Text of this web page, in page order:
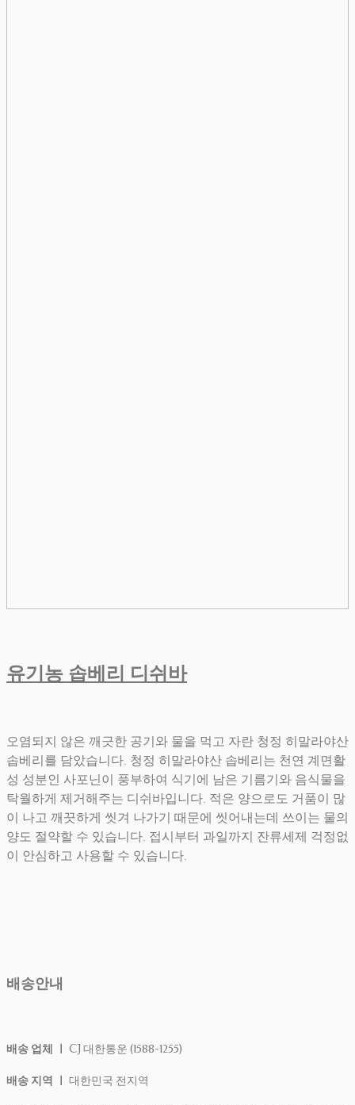
유기농 솝베리 디쉬바
오염되지 않은 깨긋한 공기와 물을 먹고 자란 청정 히말라야산
솝베리를 담았습니다. 청정 히말라야산 솝베리는 천연 계면활
성 성분인 사포닌이 풍부하여 식기에 남은 기름기와 음식물을
탁월하게 제거해주는 디쉬바입니다. 적은 양으로도 거품이 많
이 나고 깨끗하게 씻겨 나가기 때문에 씻어내는데 쓰이는 물의
양도 절약할 수 있습니다. 접시부터 과일까지 잔류세제 걱정없
이 안심하고 사용할 수 있습니다.
배송안내
배송 업체 ㅣ CJ 대한통운 (1588-1255)
배송 지역 ㅣ 대한민국 전지역